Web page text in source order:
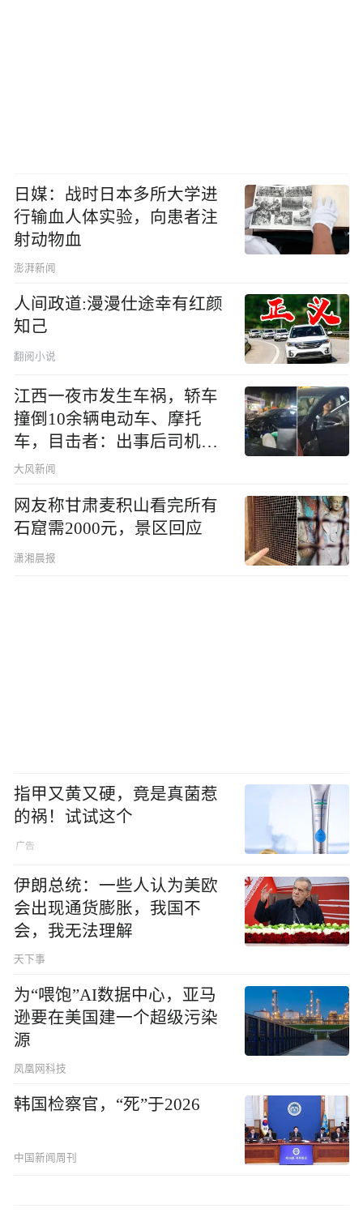
日媒：战时日本多所大学进
行输血人体实验，向患者注
射动物血
澎湃新闻
人间政道:漫漫仕途幸有红颜
知己
翻阅小说
江西一夜市发生车祸，轿车
撞倒10余辆电动车、摩托
车，目击者：出事后司机一
直坐车里
大风新闻
网友称甘肃麦积山看完所有
石窟需2000元，景区回应
潇湘晨报
指甲又黄又硬，竟是真菌惹
的祸！试试这个
伊朗总统：一些人认为美欧
会出现通货膨胀，我国不
会，我无法理解
天下事
为“喂饱”AI数据中心，亚马
逊要在美国建一个超级污染
源
凤凰网科技
韩国检察官，“死”于2026
中国新闻周刊